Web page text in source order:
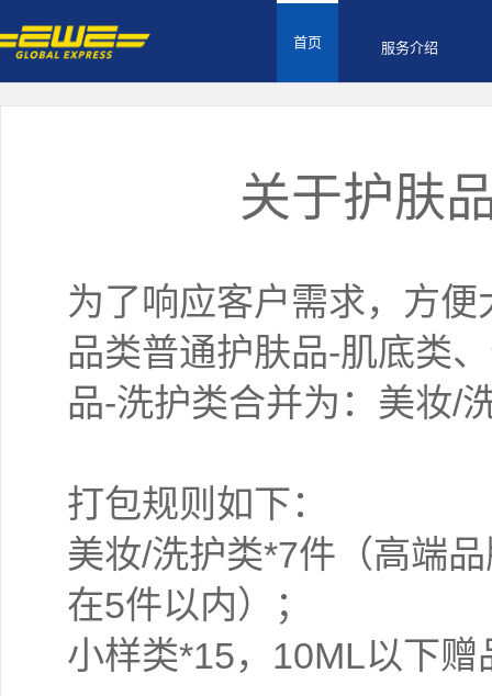
首页 服务介绍
关于护肤
为了响应客户需求，方
品类普通护肤品-肌底类
品-洗护类合并为：美妆/
打包规则如下：
美妆/洗护类*7件（高端
在5件以内）；
小样类*15，10ML以下